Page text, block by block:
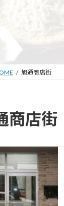
旭通商店街
商店街